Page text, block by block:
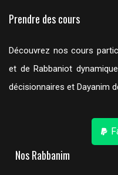
Prendre des cours
Découvrez nos cours
et de Rabbaniot
décisionnaires et Dayanim
Nos Rabbanim